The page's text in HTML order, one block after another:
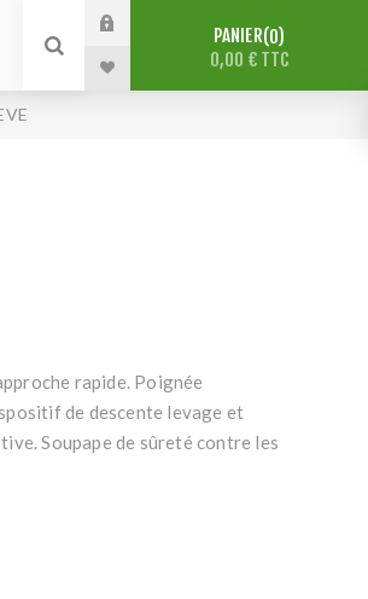
PANIER 0
0,00 € TTC
rapide. Poignée
de descente levage et
Soupape de sûreté contre les